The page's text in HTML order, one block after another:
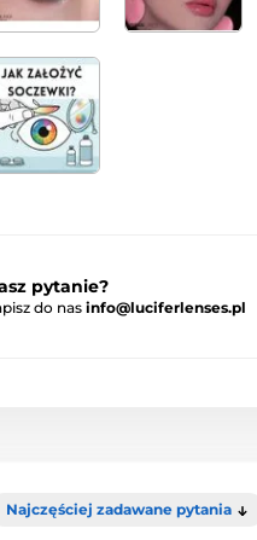
pytanie?
do nasinfo@luciferlenses.pl
Najczęściej zadawane pytania